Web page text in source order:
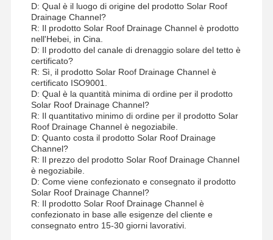
D: Qual è il luogo di origine del prodotto Solar Roof
Drainage Channel?
R: Il prodotto Solar Roof Drainage Channel è prodotto
nell'Hebei, in Cina.
D: Il prodotto del canale di drenaggio solare del tetto è
certificato?
R: Sì, il prodotto Solar Roof Drainage Channel è
certificato ISO9001.
D: Qual è la quantità minima di ordine per il prodotto
Solar Roof Drainage Channel?
R: Il quantitativo minimo di ordine per il prodotto Solar
Roof Drainage Channel è negoziabile.
D: Quanto costa il prodotto Solar Roof Drainage
Channel?
R: Il prezzo del prodotto Solar Roof Drainage Channel
è negoziabile.
D: Come viene confezionato e consegnato il prodotto
Solar Roof Drainage Channel?
R: Il prodotto Solar Roof Drainage Channel è
confezionato in base alle esigenze del cliente e
consegnato entro 15-30 giorni lavorativi.